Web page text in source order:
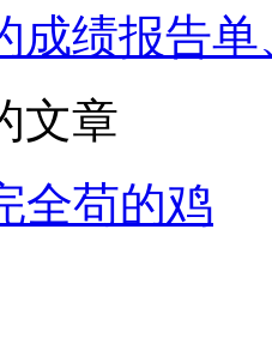
成绩报告单
文章
苟的鸡